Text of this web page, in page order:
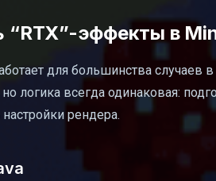
“RTX”-эффекты в
для большинства случаев в
логика всегда одинаковая:
рендера.